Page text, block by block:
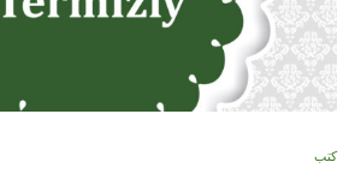
كتب